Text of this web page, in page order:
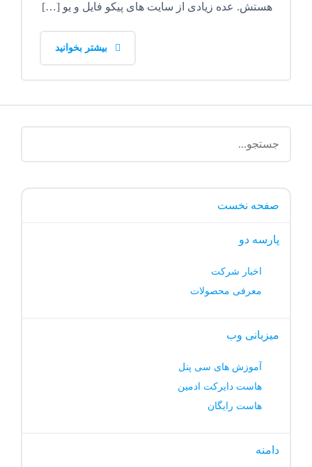
هستش. عده زیادی از سایت های پیکو فایل و یو […]
صفحه نخست
پارسه دو
اخبار شرکت
معرفی محصولات
میزبانی وب
آموزش های سی پنل
هاست دایرکت ادمین
هاست رایگان
دامنه